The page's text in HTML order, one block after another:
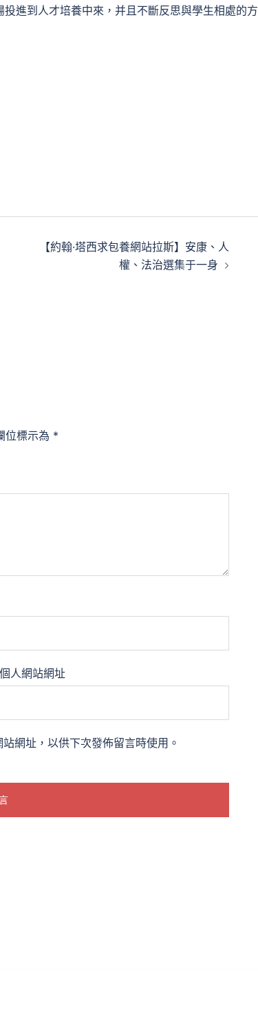
進到人才培養中來，并且不斷反思與學生相處的方
【約翰·塔西求包養網站拉斯】安康、人
權、法治選集于一身
位標示為 *
個人網站網址
網址，以供下次發佈留言時使用。